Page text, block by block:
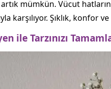
mümkün. Vücut
karşılıyor. Şıklık, konfor
ile Tarzınızı